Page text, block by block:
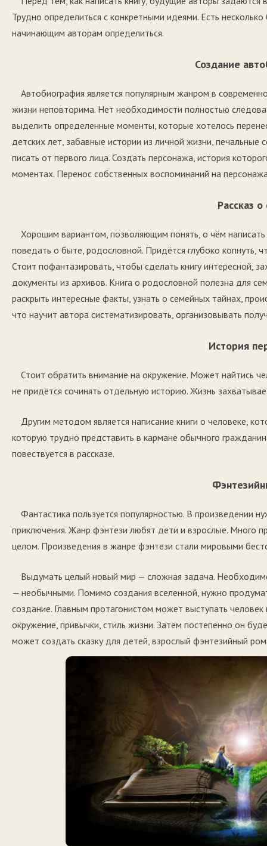
Трудно определиться с конкретными идеями. Есть
начинающим авторам определиться.
Создание
Автобиография является популярным жанром в
жизни неповторима. Нет необходимости полностью
выделить определенные моменты, которые хотелось
детских лет, забавные истории из личной жизни,
писать от первого лица. Создать персонажа, история
моментах. Перенос собственных воспоминаний на
Рассказ
Хорошим вариантом, позволяющим понять, о чём написать
поведать о быте, родословной. Придётся глубоко копнуть,
Стоит пофантазировать, чтобы сделать книгу интересной,
документы из архивов. Книга о родословной полезна для
раскрыть интересные факты, узнать о семейных тайнах,
что научит автора систематизировать, организовывать
История
Стоит обратить внимание на окружение. Может найтись
не придётся сочинять отдельную историю. Жизнь
Другим методом является написание книги о человеке,
которую трудно представить в кармане обычного
повествуется в рассказе.
Фантастика пользуется популярностью. В произведении
приключения. Жанр фэнтези любят дети и взрослые. Много
целом. Произведения в жанре фэнтези стали мировыми
Выдумать целый новый мир — сложная задача.
— необычными. Помимо создания вселенной, нужно
создание. Главным протагонистом может выступать
окружение, привычки, стиль жизни. Затем постепенно он
может создать сказку для детей, взрослый фэнтезийный